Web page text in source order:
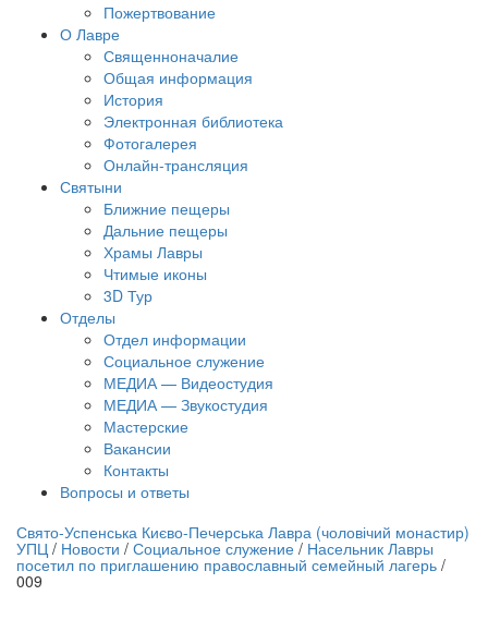
Пожертвование
О Лавре
Священноначалие
Общая информация
История
Электронная библиотека
Фотогалерея
Онлайн-трансляция
Святыни
Ближние пещеры
Дальние пещеры
Храмы Лавры
Чтимые иконы
3D Тур
Отделы
Отдел информации
Социальное служение
МЕДИА — Видеостудия
МЕДИА — Звукостудия
Мастерские
Вакансии
Контакты
Вопросы и ответы
трансляция | 12 сентября
трансляции
Свято-Успенська Києво-Печерська Лавра (чоловічий монастир)
УПЦ / Новости / Социальное служение/ Насельник Лавры
посетил по приглашению православный семейный лагерь /
009